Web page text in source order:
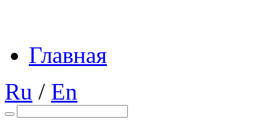
Главная
Ru / En